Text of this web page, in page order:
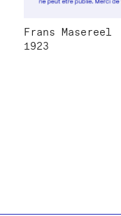
Frans Masereel
1923